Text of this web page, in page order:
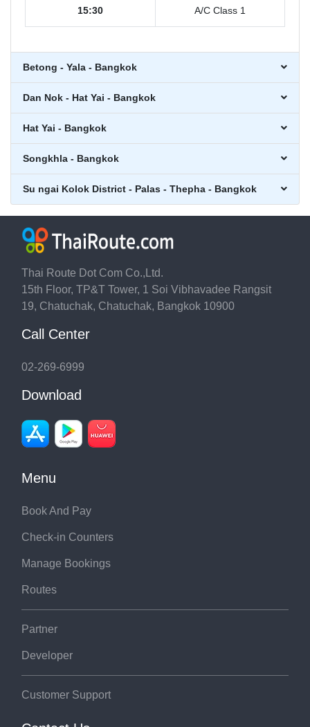
15:30 A/C Class 1
Betong - Yala - Bangkok
Dan Nok - Hat Yai - Bangkok
Hat Yai - Bangkok
Songkhla - Bangkok
Su ngai Kolok District - Palas - Thepha - Bangkok
Thai Route Dot Com Co.,Ltd.
15th Floor, TP&T Tower, 1 Soi Vibhavadee Rangsit
19, Chatuchak, Chatuchak, Bangkok 10900
Call Center
02-269-6999
Download
Menu
Book And Pay
Check-in Counters
Manage Bookings
Routes
Partner
Developer
Customer Support